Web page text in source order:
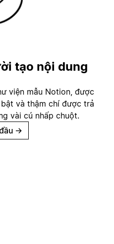
tạo nội dung
viện mẫu Notion, được
và thậm chí được trả
vài cú nhấp chuột.
→